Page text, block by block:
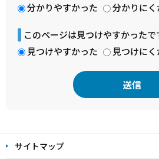
分かりやすかった
分かりにく
このページは見つけやすかったで
見つけやすかった
見つけに
文
こ サイトマップ